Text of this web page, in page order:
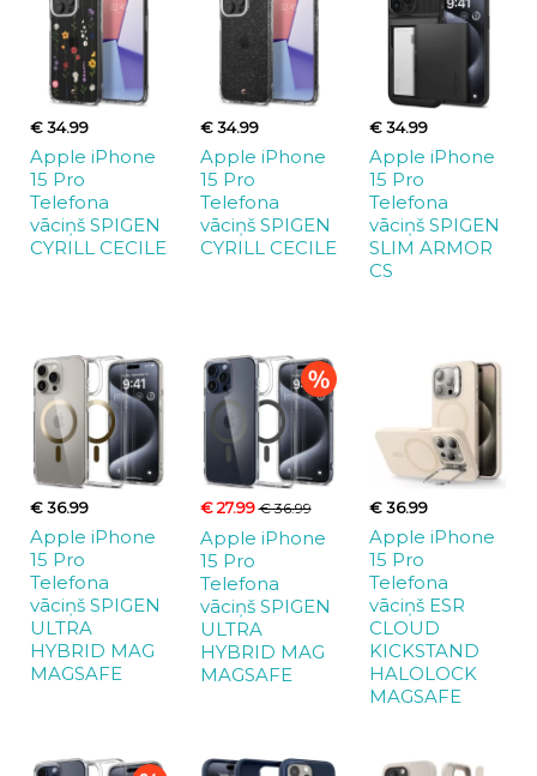
€ 34.99
Apple iPhone
15 Pro
Telefona
vāciņš SPIGEN
CYRILL CECILE
€ 34.99
Apple iPhone
15 Pro
Telefona
vāciņš SPIGEN
CYRILL CECILE
€ 34.99
Apple iPhone
15 Pro
Telefona
vāciņš SPIGEN
SLIM ARMOR
CS
€ 36.99
Apple iPhone
15 Pro
Telefona
vāciņš SPIGEN
ULTRA
HYBRID MAG
MAGSAFE
€ 27.99€ 36.99
Apple iPhone
15 Pro
Telefona
vāciņš SPIGEN
ULTRA
HYBRID MAG
MAGSAFE
€ 36.99
Apple iPhone
15 Pro
Telefona
vāciņš ESR
CLOUD
KICKSTAND
HALOLOCK
MAGSAFE